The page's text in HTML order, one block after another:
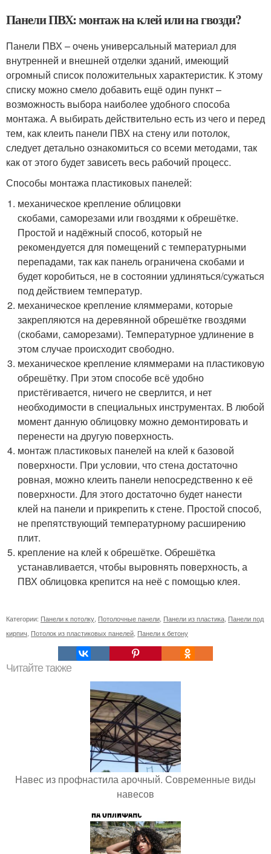
Панели ПВХ: монтаж на клей или на гвозди?
Панели ПВХ – очень универсальный материал для
внутренней и внешней отделки зданий, имеющий
огромный список положительных характеристик. К этому
списку можно смело добавить ещё один пункт –
возможность выбора наиболее удобного способа
монтажа. А выбирать действительно есть из чего и перед
тем, как клеить панели ПВХ на стену или потолок,
следует детально ознакомиться со всеми методами, так
как от этого будет зависеть весь рабочий процесс.
Способы монтажа пластиковых панелей:
механическое крепление облицовки
скобами, саморезами или гвоздями к обрешётке.
Простой и надёжный способ, который не
рекомендуется для помещений с температурными
перепадами, так как панель ограничена скобами и
будет коробиться, не в состоянии удлиняться/сужаться
под действием температур.
механическое крепление кляммерами, которые
закрепляются на деревянной обрешётке гвоздями
(скобами, саморезами). Температурное удлинение в
этом случае происходит свободно.
механическое крепление кляммерами на пластиковую
обрешётку. При этом способе всё удобно
пристёгивается, ничего не сверлится, и нет
необходимости в специальных инструментах. В любой
момент данную облицовку можно демонтировать и
перенести на другую поверхность.
монтаж пластиковых панелей на клей к базовой
поверхности. При условии, что стена достаточно
ровная, можно клеить панели непосредственно к её
поверхности. Для этого достаточно будет нанести
клей на панели и прикрепить к стене. Простой способ,
не препятствующий температурному расширению
плит.
крепление на клей к обрешётке. Обрешётка
устанавливается, чтобы выровнять поверхность, а
ПВХ облицовка крепится на неё с помощью клея.
Категории: Панели к потолку Потолочные панели Панели из пластика Панели под
кирпич Потолок из пластиковых панелей Панели к бетону
Читайте также
Навес из профнастила арочный. Современные виды
навесов